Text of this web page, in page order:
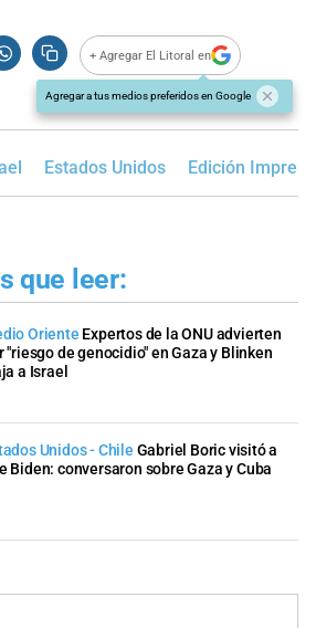
+ Agregar El Litoral en
Agregar a tus medios preferidos en Google
Estados Unidos Edición Impresa
que leer:
Oriente Expertos de la ONU advierten
"riesgo de genocidio" en Gaza y Blinken
a Israel
Unidos - Chile Gabriel Boric visitó a
Biden: conversaron sobre Gaza y Cuba